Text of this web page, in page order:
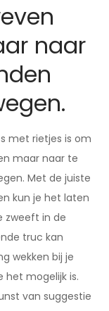
naar
met rietjes is om
maar naar te
Met de juiste
kun je het laten
zweeft in de
truc kan
wekken bij je
het mogelijk is.
van suggestie